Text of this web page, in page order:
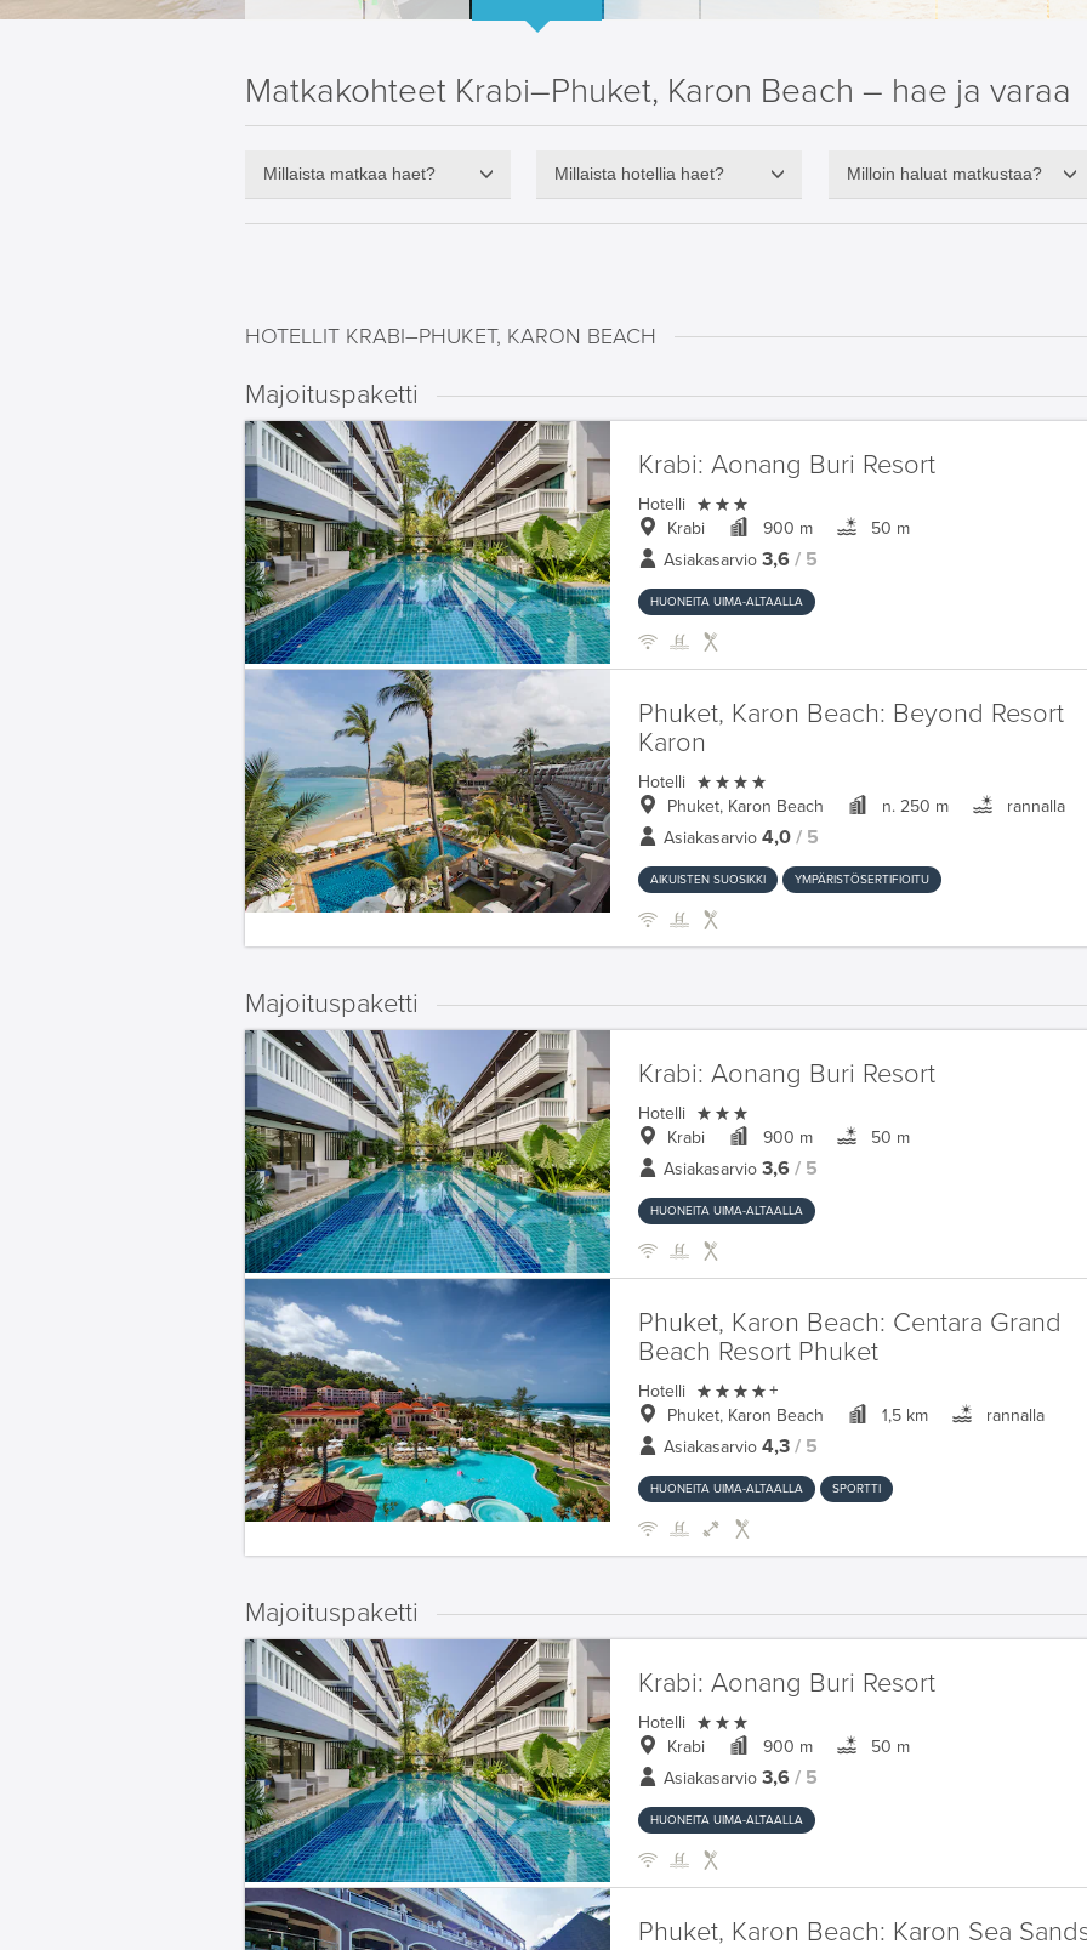
Matkakohteet Krabi–Phuket, Karon Beach – hae ja varaa
Millaista matkaa haet? Millaista hotellia haet? Milloin haluat matkustaa?
HOTELLIT KRABI–PHUKET, KARON BEACH
Majoituspaketti
Krabi: Aonang Buri Resort
Hotelli 
Krabi 900 m
50 m
Asiakasarvio 3,6/ 5
HUONEITA UIMA-ALTAALLA
Phuket, Karon Beach: Beyond Resort
Karon
Hotelli 
Phuket, Karon Beach n. 250 m
rannalla
Asiakasarvio 4,0/ 5
AIKUISTEN SUOSIKKI YMPÄRISTÖSERTIFIOITU
Majoituspaketti
Krabi: Aonang Buri Resort
Hotelli 
Krabi 900 m
50 m
Asiakasarvio 3,6/ 5
HUONEITA UIMA-ALTAALLA
Phuket, Karon Beach: Centara Grand
Beach Resort Phuket
Hotelli  +
Phuket, Karon Beach 1,5 km
rannalla
Asiakasarvio 4,3/ 5
HUONEITA UIMA-ALTAALLA SPORTTI
Majoituspaketti
Krabi: Aonang Buri Resort
Hotelli 
Krabi 900 m
50 m
Asiakasarvio 3,6/ 5
HUONEITA UIMA-ALTAALLA
Phuket, Karon Beach: Karon Sea